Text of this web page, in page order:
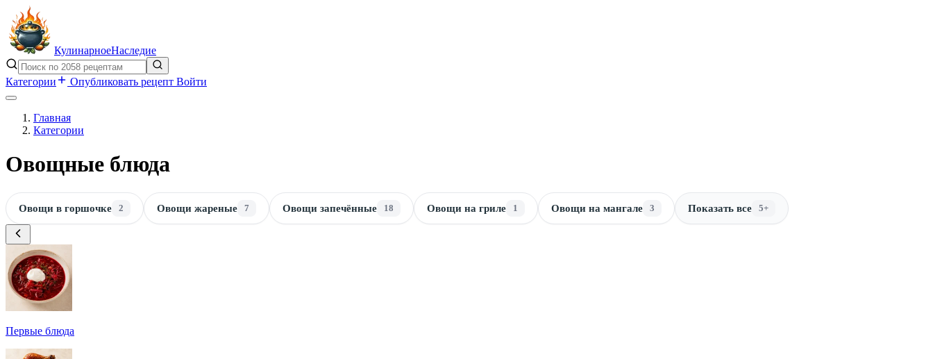
КулинарноеНаследие
Категории Опубликовать рецепт Войти
Главная
Категории
Овощные блюда
Овощи в горшочке 2 Овощи жареные 7 Овощи запечённые 18 Овощи на гриле 1 Овощи на мангале 3 Показать все 5+
Первые блюда